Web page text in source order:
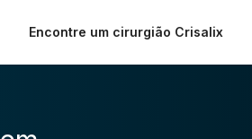
Encontre um cirurgião Crisalix